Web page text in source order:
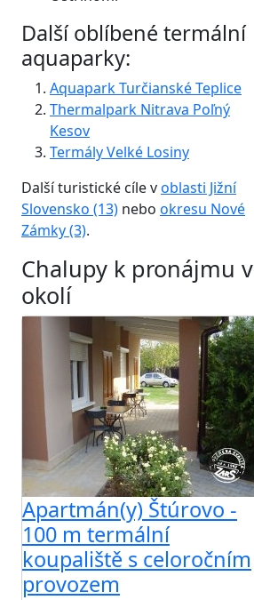
Další oblíbené termální
aquaparky:
Aquapark Turčianské Teplice
Thermalpark Nitrava Poľný
Kesov
Termály Velké Losiny
Další turistické cíle voblasti Jižní
Slovensko (13) nebo okresu Nové
Zámky (3).
Chalupy k pronájmu v
okolí
Apartmán(y) Štúrovo -
100 m termální
koupaliště s celoročním
provozem